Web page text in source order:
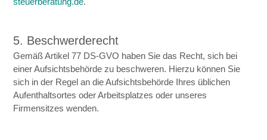
5. Beschwerderecht
Gemäß Artikel 77 DS-GVO haben Sie das Recht, sich bei
einer Aufsichtsbehörde zu beschweren. Hierzu können Sie
sich in der Regel an die Aufsichtsbehörde Ihres üblichen
Aufenthaltsortes oder Arbeitsplatzes oder unseres
Firmensitzes wenden.